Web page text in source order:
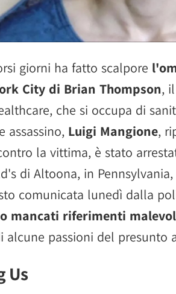
giorni ha fatto scalpore
City di Brian Thompson,
che si occupa di
assassino, Luigi Mangione,
la vittima, è stato
di Altoona, in
comunicata lunedì dalla
mancati riferimenti
alcune passioni del presunto
Us